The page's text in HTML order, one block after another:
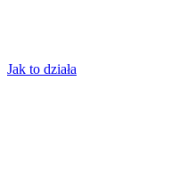
Jak to działa